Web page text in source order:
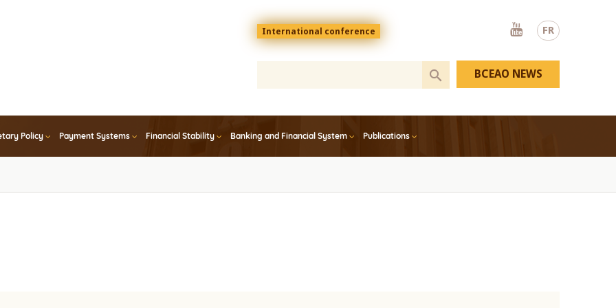
FR
Menu
top
En
International conference
Youtube
Policy Payment Systems Financial Stability Banking and Financial System Publications
BCEAO NEWS